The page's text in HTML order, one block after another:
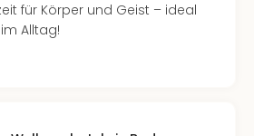
für Körper und Geist – ideal
Alltag!